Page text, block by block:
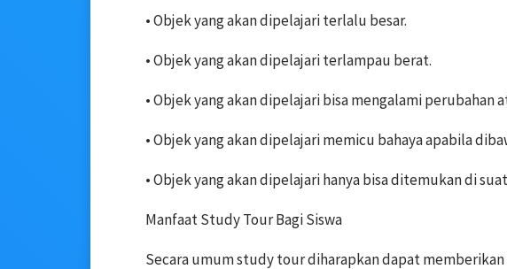
• Objek yang akan dipelajari terlalu besar.
• Objek yang akan dipelajari terlampau berat.
• Objek yang akan dipelajari bisa mengalami perubahan
• Objek yang akan dipelajari memicu bahaya apabila
• Objek yang akan dipelajari hanya bisa ditemukan di
Manfaat Study Tour Bagi Siswa
Secara umum study tour diharapkan dapat